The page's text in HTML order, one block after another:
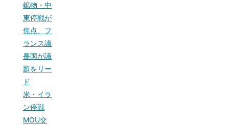
鉱物・中
東停戦が
焦点、フ
ランス議
長国が議
題をリー
ド
米・イラ
ン停戦
MOU交